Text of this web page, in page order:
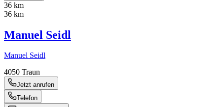
36 km
36 km
Manuel Seidl
Manuel Seidl
4050 Traun
Jetzt anrufen
Telefon